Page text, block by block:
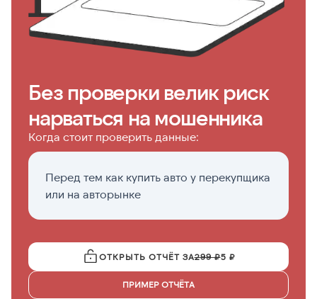
Без проверки велик риск
нарваться на мошенника
Когда стоит проверить данные:
Перед тем как купить авто у перекупщика
или на авторынке
ОТКРЫТЬ ОТЧЁТ ЗА299 ₽5 ₽
ПРИМЕР ОТЧЁТА